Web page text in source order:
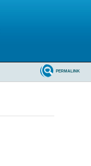
PERMALINK